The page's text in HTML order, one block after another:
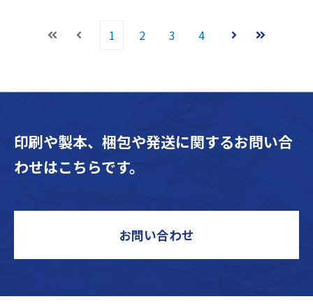
1 2 3 4
印刷や製本、梱包や発送に関するお問い合
わせはこちらです。
お問い合わせ